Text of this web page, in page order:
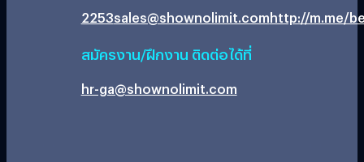
2253sales@shownolimit.comhttp://m.me/
สมัครงาน/ฝึกงาน ติดต่อได้ที่
hr-ga@shownolimit.com